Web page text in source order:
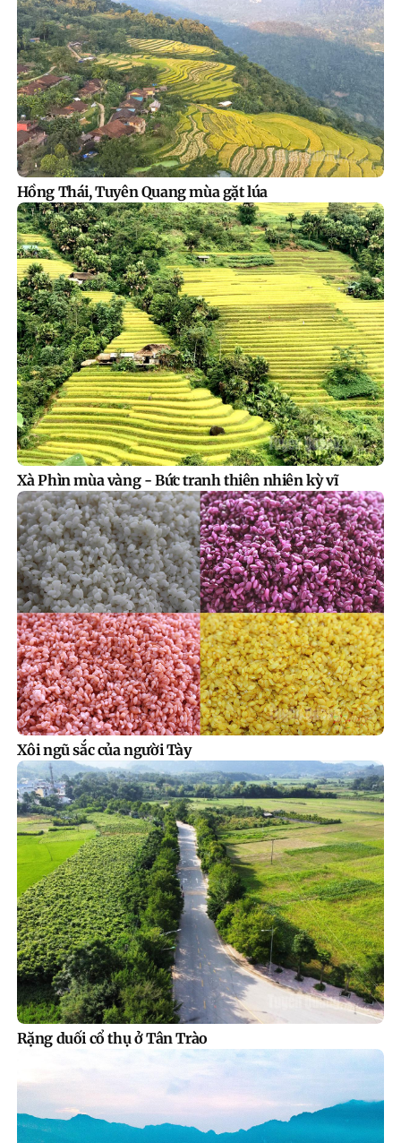
Hồng Thái, Tuyên Quang mùa gặt lúa
Xà Phìn mùa vàng - Bức tranh thiên nhiên kỳ vĩ
Xôi ngũ sắc của người Tày
Rặng duối cổ thụ ở Tân Trào